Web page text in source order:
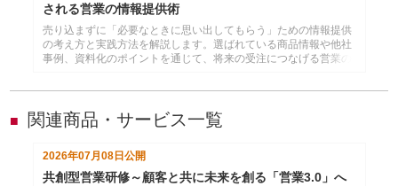
される営業の情報提供術
売り込まずに「必要なときに思い出してもらう」ための情報提供
の考え方と実践方法を解説します。選ばれている商品情報や他社
事例、資料化のポイントを通じて、将来の受注につなげる営業の
■ 関連商品・サービス一覧
2026年07月08日 公開
共創型営業研修～顧客と共に未来を創る「営業3.0」へ